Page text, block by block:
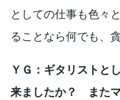
としての仕事も色々
ることなら何でも、
ＹＧ：ギタリストと
来ましたか？ また